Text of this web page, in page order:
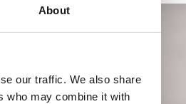
About
our traffic. We also share
who may combine it with